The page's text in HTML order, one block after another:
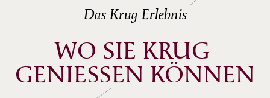
Das Krug-Erlebnis
WO SIE KRUG
GENIESSEN KÖNNEN